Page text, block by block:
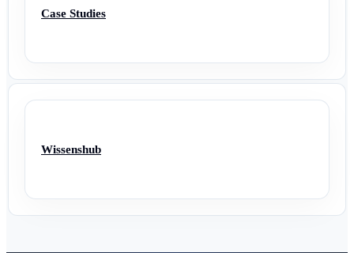
Case Studies
Wissenshub